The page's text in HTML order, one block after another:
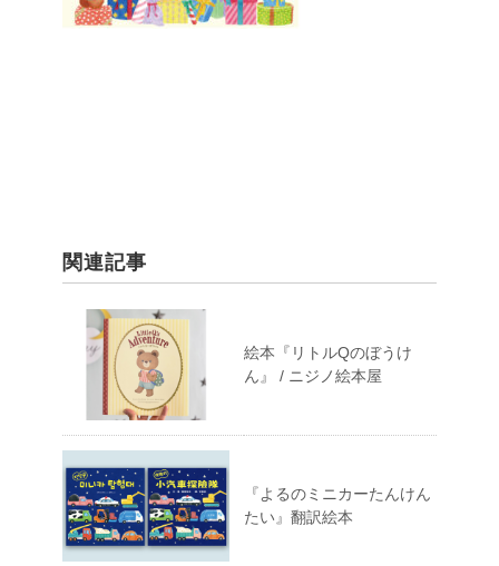
関連記事
絵本『リトルQのぼうけ
ん』 / ニジノ絵本屋
『よるのミニカーたんけん
たい』翻訳絵本